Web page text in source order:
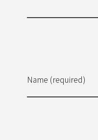
Name (required)